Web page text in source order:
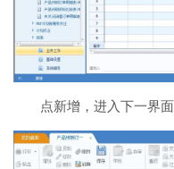
点新增，进入下一界面